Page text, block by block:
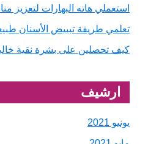
استعملي هاته البهارات لتعزيز
تعلمي طريقة تبييض الأسنان
كيف تحصلين على بشرة نقية
ارشيف
يونيو 2021